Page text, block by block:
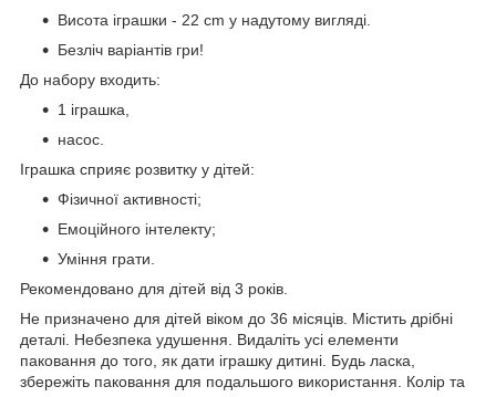
Висота іграшки - 22 cm у надутому вигляді.
Безліч варіантів гри!
До набору входить:
1 іграшка,
насос.
Іграшка сприяє розвитку у дітей:
Фізичної активності;
Емоційного інтелекту;
Уміння грати.
Рекомендовано для дітей від 3 років.
Не призначено для дітей віком до 36 місяців. Містить дрібні
деталі. Небезпека удушення. Видаліть усі елементи
паковання до того, як дати іграшку дитині. Будь ласка,
збережіть паковання для подальшого використання. Колір та